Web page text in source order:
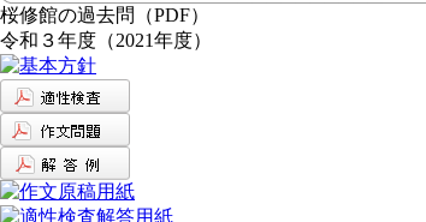
桜修館の過去問（PDF）
令和３年度（2021年度）